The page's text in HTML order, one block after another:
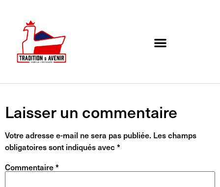
Laisser un commentaire
Votre adresse e-mail ne sera pas publiée. Les champs
obligatoires sont indiqués avec *
Commentaire*